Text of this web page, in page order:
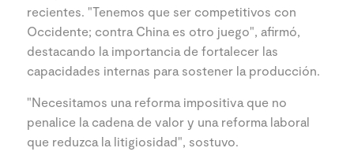
recientes. "Tenemos que ser competitivos con
Occidente; contra China es otro juego", afirmó,
destacando la importancia de fortalecer las
capacidades internas para sostener la producción.
"Necesitamos una reforma impositiva que no
penalice la cadena de valor y una reforma laboral
que reduzca la litigiosidad", sostuvo.